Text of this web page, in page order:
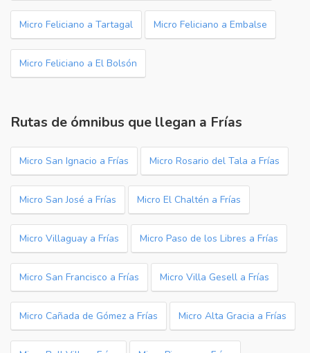
Micro Feliciano a Tartagal Micro Feliciano a Embalse
Micro Feliciano a El Bolsón
Rutas de ómnibus que llegan a Frías
Micro San Ignacio a Frías Micro Rosario del Tala a Frías
Micro San José a Frías Micro El Chaltén a Frías
Micro Villaguay a Frías Micro Paso de los Libres a Frías
Micro San Francisco a Frías Micro Villa Gesell a Frías
Micro Cañada de Gómez a Frías Micro Alta Gracia a Frías